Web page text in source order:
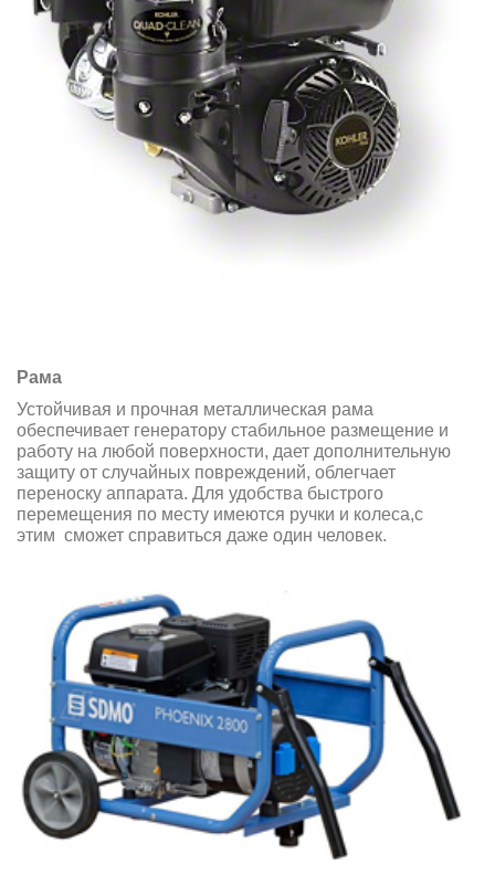
Рама
Устойчивая и прочная металлическая рама
обеспечивает генератору стабильное размещение и
работу на любой поверхности, дает дополнительную
защиту от случайных повреждений, облегчает
переноску аппарата. Для удобства быстрого
перемещения по месту имеются ручки и колеса,с
этим сможет справиться даже один человек.